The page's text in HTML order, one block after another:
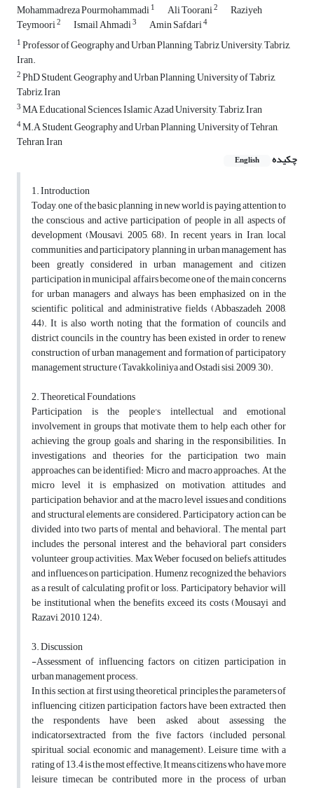
Mohammadreza Pourmohammadi1 Ali Toorani2 Raziyeh
Teymoori2 Ismail Ahmadi3 Amin Safdari4
1Professor of Geography and Urban Planning, Tabriz University, Tabriz,
Iran.
2PhD Student, Geography and Urban Planning, University of Tabriz,
Tabriz, Iran
3MA Educational Sciences, Islamic Azad University, Tabriz, Iran
4M.A Student, Geography and Urban Planning, University of Tehran,
Tehran, Iran
چکیده
English
1. Introduction
Today, one of the basic planning in new world is paying attention to
the conscious and active participation of people in all aspects of
development (Mousavi, 2005, 68). In recent years, in Iran, local
communities and participatory planning in urban management has
been greatly considered in urban management and citizen
participation in municipal affairs become one of the main concerns
for urban managers and always has been emphasized on in the
scientific, political and administrative fields (Abbaszadeh, 2008,
44). It is also worth noting that the formation of councils and
district councils in the country has been existed in order to renew
construction of urban management and formation of participatory
management structure (Tavakkoliniya and Ostadi sisi, 2009, 30).
2. Theoretical Foundations
Participation is the people's intellectual and emotional
involvement in groups that motivate them to help each other for
achieving the group goals and sharing in the responsibilities. In
investigations and theories for the participation, two main
approaches can be identified: Micro and macro approaches. At the
micro level it is emphasized on motivation, attitudes and
participation behavior, and at the macro level issues and conditions
and structural elements are considered. Participatory action can be
divided into two parts of mental and behavioral. The mental part
includes the personal interest and the behavioral part considers
volunteer group activities. Max Weber focused on beliefs, attitudes
and influences on participation. Humenz recognized the behaviors
as a result of calculating profit or loss. Participatory behavior will
be institutional when the benefits exceed its costs (Mousayi and
Razavi, 2010, 124).
3. Discussion
-Assessment of influencing factors on citizen participation in
urban management process.
In this section, at first using theoretical principles the parameters of
influencing citizen participation factors have been extracted, then
the respondents have been asked about assessing the
indicatorsextracted from the five factors (included personal,
spiritual, social, economic and management). Leisure time, with a
rating of 13.4 is the most effective; It means citizens who have more
leisure timecan be contributed more in the process of urban